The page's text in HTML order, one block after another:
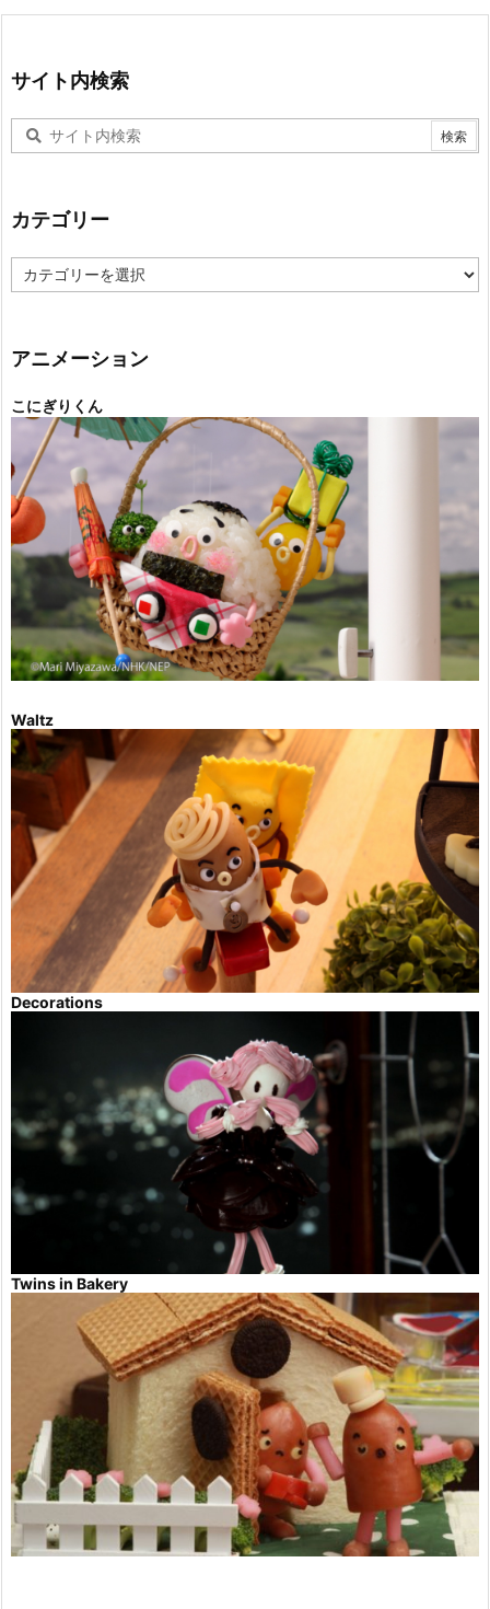
サイト内検索
カテゴリー
テ
ー
アニメーション
こにぎりくん
Waltz
Decorations
Twins in Bakery